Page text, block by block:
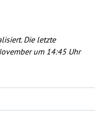
Die letzte
um 14:45 Uhr